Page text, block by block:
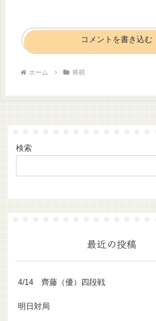
コメントを書き込む
ホーム 将棋
検索
最近の投稿
4/14 齊藤（優）四段戦
明日対局